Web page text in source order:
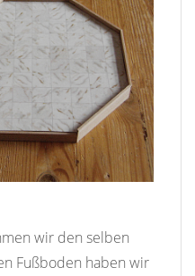
wir den selben
Fußboden haben wir